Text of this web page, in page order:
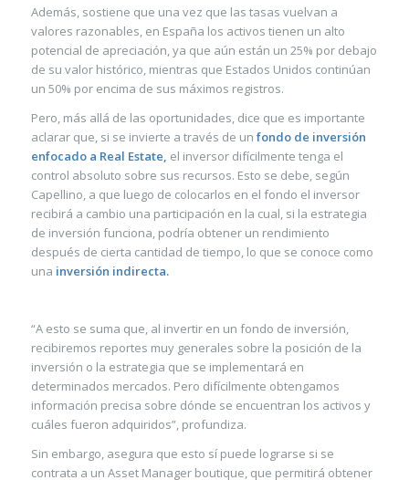
Además, sostiene que una vez que las tasas vuelvan a
valores razonables, en España los activos tienen un alto
potencial de apreciación, ya que aún están un 25% por debajo
de su valor histórico, mientras que Estados Unidos continúan
un 50% por encima de sus máximos registros.
Pero, más allá de las oportunidades, dice que es importante
aclarar que, si se invierte a través de un fondo de inversión
enfocado a Real Estate, el inversor difícilmente tenga el
control absoluto sobre sus recursos. Esto se debe, según
Capellino, a que luego de colocarlos en el fondo el inversor
recibirá a cambio una participación en la cual, si la estrategia
de inversión funciona, podría obtener un rendimiento
después de cierta cantidad de tiempo, lo que se conoce como
una inversión indirecta.
“A esto se suma que, al invertir en un fondo de inversión,
recibiremos reportes muy generales sobre la posición de la
inversión o la estrategia que se implementará en
determinados mercados. Pero difícilmente obtengamos
información precisa sobre dónde se encuentran los activos y
cuáles fueron adquiridos”, profundiza.
Sin embargo, asegura que esto sí puede lograrse si se
contrata a un Asset Manager boutique, que permitirá obtener